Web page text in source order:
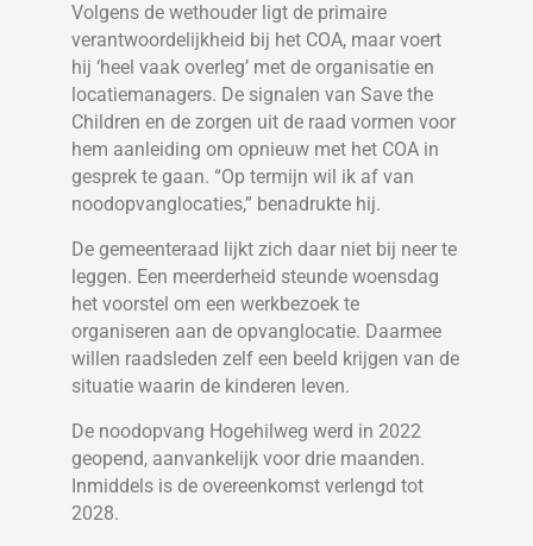
Volgens de wethouder ligt de primaire
verantwoordelijkheid bij het COA, maar voert
hij ‘heel vaak overleg’ met de organisatie en
locatiemanagers. De signalen van Save the
Children en de zorgen uit de raad vormen voor
hem aanleiding om opnieuw met het COA in
gesprek te gaan. “Op termijn wil ik af van
noodopvanglocaties,” benadrukte hij.
De gemeenteraad lijkt zich daar niet bij neer te
leggen. Een meerderheid steunde woensdag
het voorstel om een werkbezoek te
organiseren aan de opvanglocatie. Daarmee
willen raadsleden zelf een beeld krijgen van de
situatie waarin de kinderen leven.
De noodopvang Hogehilweg werd in 2022
geopend, aanvankelijk voor drie maanden.
Inmiddels is de overeenkomst verlengd tot
2028.